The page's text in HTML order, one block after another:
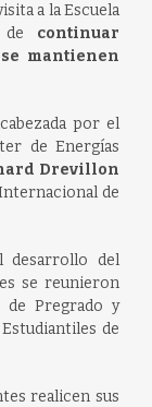
a la Escuela
continuar
mantienen
por el
de Energías
Drevillon
de
desarrollo del
se reunieron
Pregrado y
de
realicen sus